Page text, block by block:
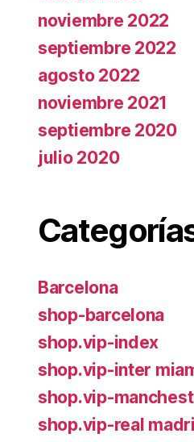
noviembre 2022
septiembre 2022
agosto 2022
noviembre 2021
septiembre 2020
julio 2020
Barcelona
shop-barcelona
shop.vip-index
shop.vip-inter
shop.vip-
shop.vip-real